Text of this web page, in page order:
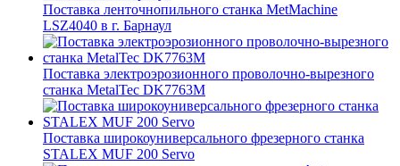
Поставка ленточнопильного станка MetMachine
LSZ4040 в г. Барнаул
Поставка электроэрозионного проволочно-вырезного
станка MetalTec DK7763M
Поставка широкоуниверсального фрезерного станка
STALEX MUF 200 Servo